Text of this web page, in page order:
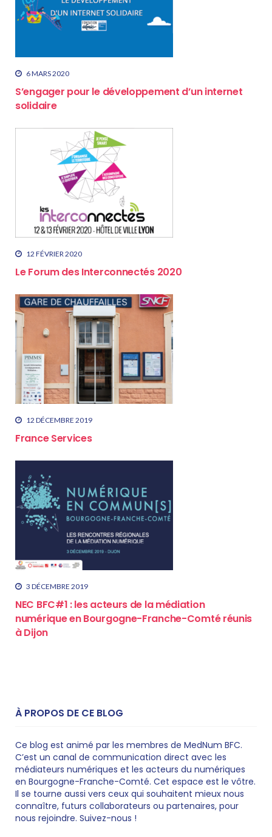
6 MARS 2020
S’engager pour le développement d’un internet
solidaire
12 FÉVRIER 2020
Le Forum des Interconnectés 2020
12 DÉCEMBRE 2019
France Services
3 DÉCEMBRE 2019
NEC BFC#1 : les acteurs de la médiation
numérique en Bourgogne-Franche-Comté réunis
à Dijon
À PROPOS DE CE BLOG
Ce blog est animé par les membres de MedNum BFC.
C’est un canal de communication direct avec les
médiateurs numériques et les acteurs du numériques
en Bourgogne-Franche-Comté. Cet espace est le vôtre.
Il se tourne aussi vers ceux qui souhaitent mieux nous
connaître, futurs collaborateurs ou partenaires, pour
nous rejoindre. Suivez-nous !